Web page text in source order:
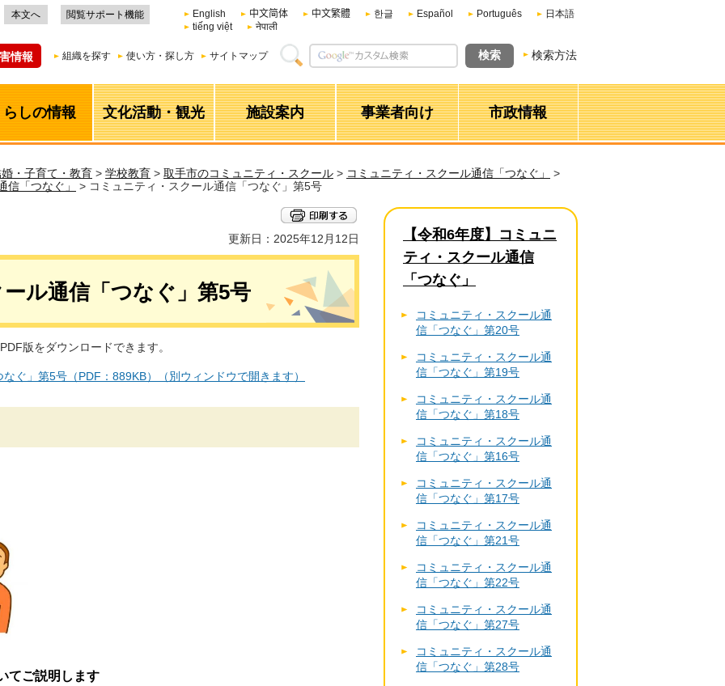
本文へ 閲覧サポート機能 English 中文简体 中文繁體 한글 Español Português
日本語
tiếng việt
नेपाली
情報 組織を探す 使い方・探し方 サイトマップ 検索方法
らしの情報 文化活動・観光 施設案内 事業者向け 市政情報
・子育て・教育 > 学校教育 > 取手市のコミュニティ・スクール > コミュニティ・スクール通信「つなぐ」
>
信「つなぐ」
> コミュニティ・スクール通信「つなぐ」第5号
更新日：2025年12月12日
ル通信「つなぐ」第5号
版をダウンロードできます。
ぐ」第5号（PDF：889KB）（別ウィンドウで開きます）
てご説明します
【令和6年度】コミュニ
ティ・スクール通信
「つなぐ」
コミュニティ・スクール通
信「つなぐ」第20号
コミュニティ・スクール通
信「つなぐ」第19号
コミュニティ・スクール通
信「つなぐ」第18号
コミュニティ・スクール通
信「つなぐ」第16号
コミュニティ・スクール通
信「つなぐ」第17号
コミュニティ・スクール通
信「つなぐ」第21号
コミュニティ・スクール通
信「つなぐ」第22号
コミュニティ・スクール通
信「つなぐ」第27号
コミュニティ・スクール通
信「つなぐ」第28号